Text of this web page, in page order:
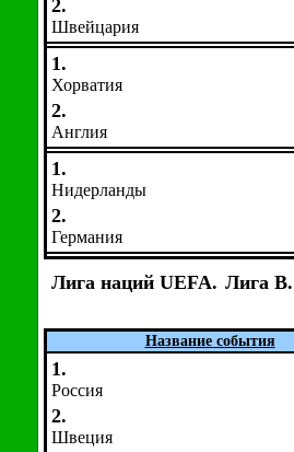
2.
Швейцария
1.
Хорватия
2.
Англия
1.
Нидерланды
2.
Германия
Лига наций UEFA. Лига B.
Название события
1.
Россия
2.
Швеция